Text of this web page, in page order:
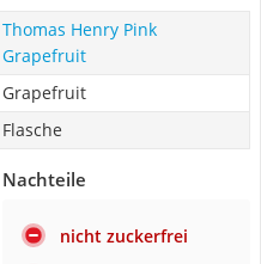
Thomas Henry Pink
Grapefruit
Grapefruit
Flasche
Nachteile
nicht zuckerfrei